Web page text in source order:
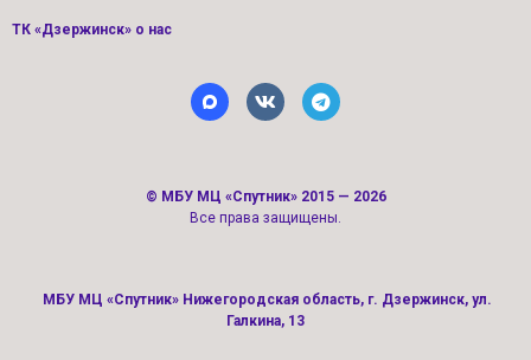
ТК «Дзержинск» о нас
© МБУ МЦ «Спутник» 2015 — 2026
Все права защищены.
МБУ МЦ «Спутник» Нижегородская область, г. Дзержинск, ул.
Галкина, 13